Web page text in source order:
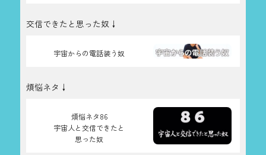
交信できたと思った奴↓
宇宙からの電話装う奴
煩悩ネタ↓
煩悩ネタ86
宇宙人と交信できたと
思った奴